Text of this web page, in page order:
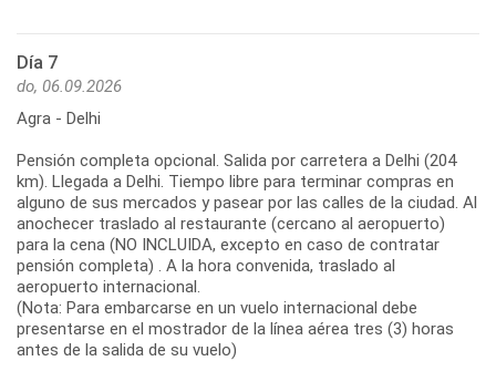
Día 7
do, 06.09.2026
Agra - Delhi
Pensión completa opcional. Salida por carretera a Delhi (204
km). Llegada a Delhi. Tiempo libre para terminar compras en
alguno de sus mercados y pasear por las calles de la ciudad. Al
anochecer traslado al restaurante (cercano al aeropuerto)
para la cena (NO INCLUIDA, excepto en caso de contratar
pensión completa) . A la hora convenida, traslado al
aeropuerto internacional.
(Nota: Para embarcarse en un vuelo internacional debe
presentarse en el mostrador de la línea aérea tres (3) horas
antes de la salida de su vuelo)